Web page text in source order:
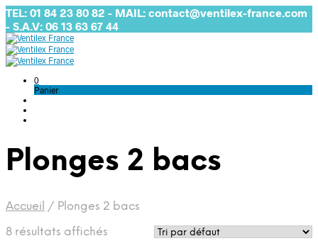
TEL: 01 84 23 80 82 - MAIL: contact@ventilex-france.com
- S.A.V: 06 13 63 67 44
0
Panier
Plonges 2 bacs
Accueil / Plonges 2 bacs
8 résultats affichés